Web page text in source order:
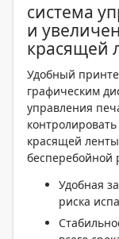
система
и
красящей
Удобный
графическим
управления
красящей
бесперебойной
Удобная
риска